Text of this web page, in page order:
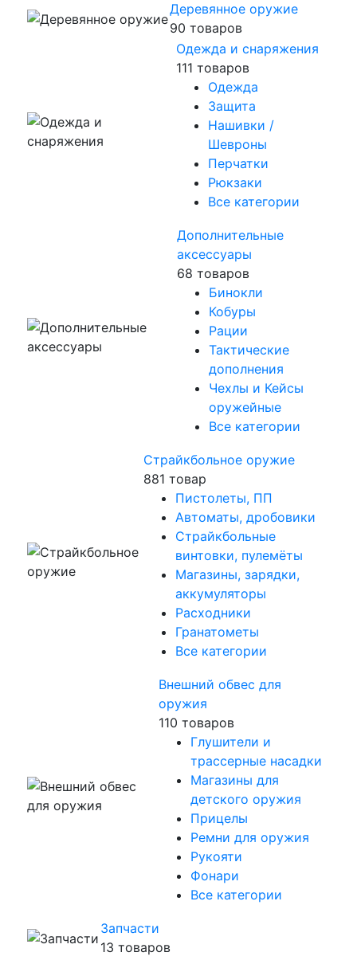
Деревянное оружие
90 товаров
Одежда и снаряжения
111 товаров
Одежда
Защита
Нашивки /
Шевроны
Перчатки
Рюкзаки
Все категории
Дополнительные
аксессуары
68 товаров
Бинокли
Кобуры
Рации
Тактические
дополнения
Чехлы и Кейсы
оружейные
Все категории
Страйкбольное оружие
881 товар
Пистолеты, ПП
Автоматы, дробовики
Страйкбольные
винтовки, пулемёты
Магазины, зарядки,
аккумуляторы
Расходники
Гранатометы
Все категории
Внешний обвес для
оружия
110 товаров
Глушители и
трассерные насадки
Магазины для
детского оружия
Прицелы
Ремни для оружия
Рукояти
Фонари
Все категории
Запчасти
13 товаров